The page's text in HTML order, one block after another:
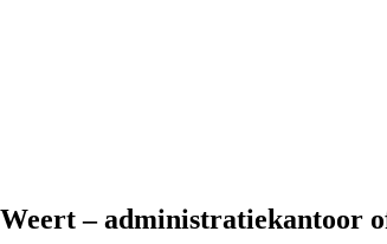
– administratiekantoor